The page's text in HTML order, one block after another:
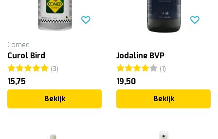
Comed
Curol Bird
Beoordeling:(3)
15,75
Bekijk
Jodaline BVP
Beoordeling:(1)
19,50
Bekijk